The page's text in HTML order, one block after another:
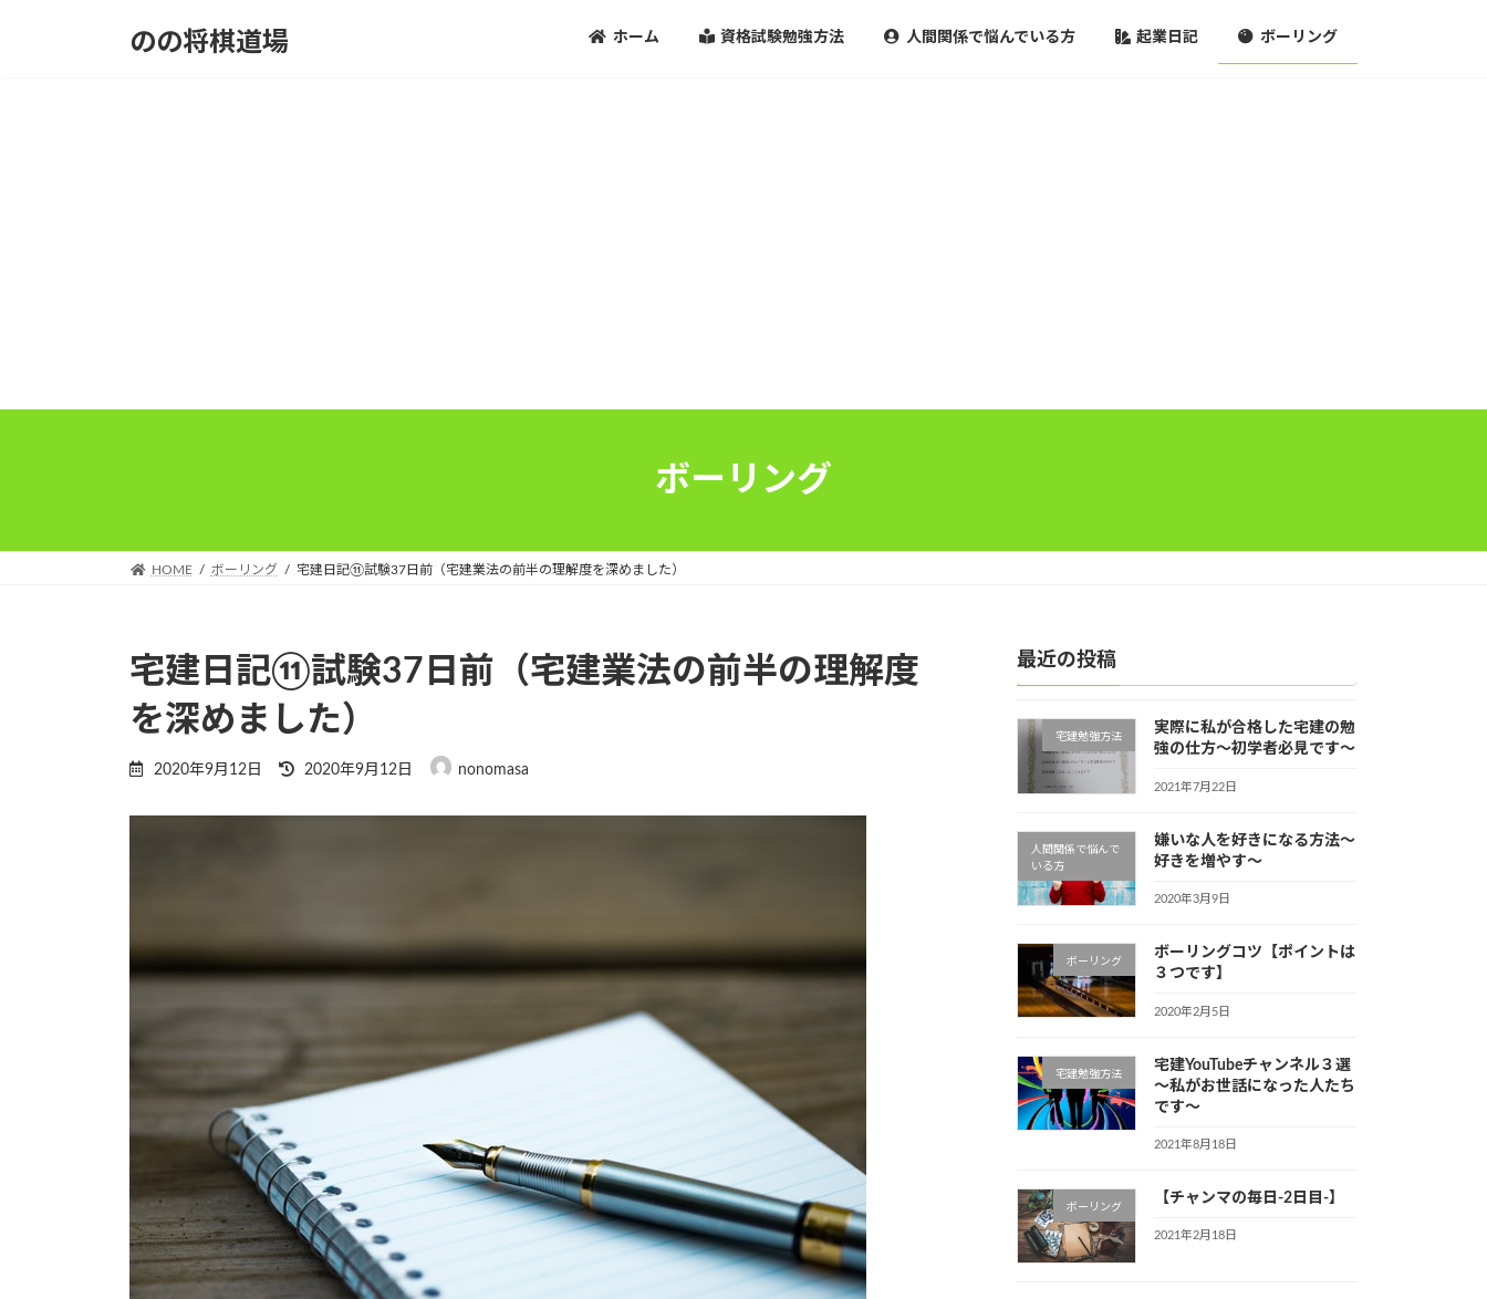
のの将棋道場 ホーム 資格試験勉強方法 人間関係で悩んでいる方 起業日記 ボーリング
ボーリング
HOME ボーリング 宅建日記⑪試験37日前（宅建業法の前半の理解度を深めました）
宅建日記⑪試験37日前（宅建業法の前半の理解度
を深めました）
2020年9月12日
最
2020年9月12日 nonomasa
最近の投稿
宅建勉強方法
実際に私が合格した宅建の勉
強の仕方～初学者必見です～
2021年7月22日
人間関係で悩んで
いる方
嫌いな人を好きになる方法～
好きを増やす～
2020年3月9日
ボーリング
ボーリングコツ【ポイントは
３つです】
2020年2月5日
宅建勉強方法
宅建YouTubeチャンネル３選
～私がお世話になった人たち
です～
2021年8月18日
ボーリング
【チャンマの毎日-2日目-】
2021年2月18日